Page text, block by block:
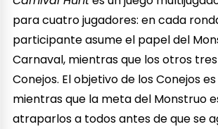
para cuatro jugadores: en cada
participante asume el papel del
Carnaval, mientras que los otros
Conejos. El objetivo de los Conejos
mientras que la meta del Monstruo
atraparlos a todos antes de que se